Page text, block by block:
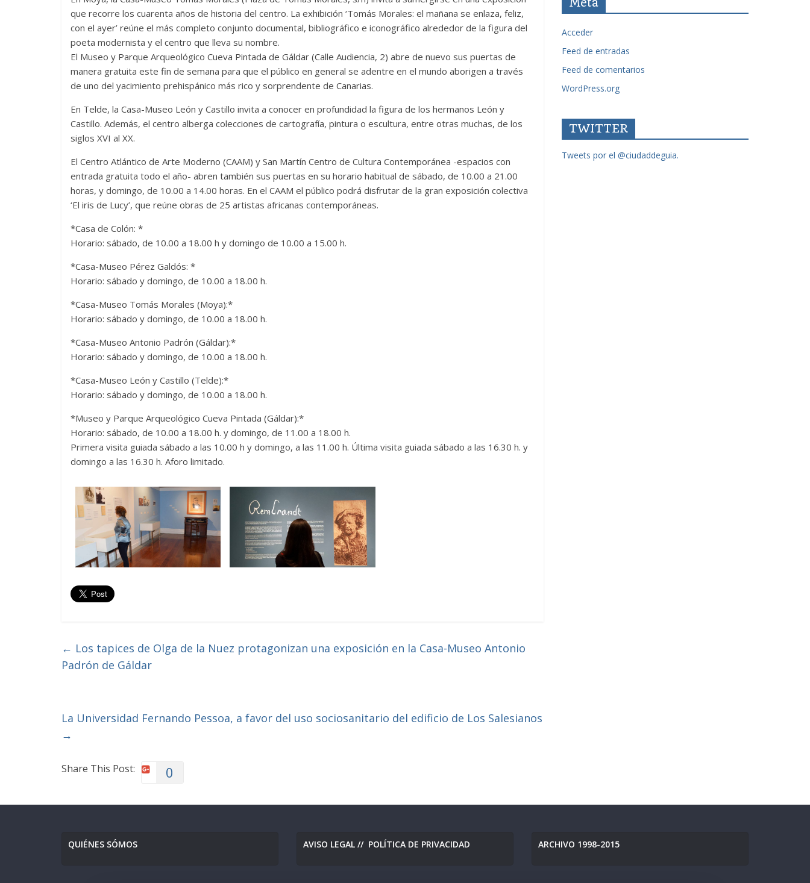
que recorre los cuarenta años de historia del centro. La exhibición ‘Tomás Morales: el mañana se enlaza, feliz,
con el ayer’ reúne el más completo conjunto documental, bibliográfico e iconográfico alrededor de la figura del
poeta modernista y el centro que lleva su nombre.
El Museo y Parque Arqueológico Cueva Pintada de Gáldar (Calle Audiencia, 2) abre de nuevo sus puertas de
manera gratuita este fin de semana para que el público en general se adentre en el mundo aborigen a través
de uno del yacimiento prehispánico más rico y sorprendente de Canarias.
En Telde, la Casa-Museo León y Castillo invita a conocer en profundidad la figura de los hermanos León y
Castillo. Además, el centro alberga colecciones de cartografía, pintura o escultura, entre otras muchas, de los
siglos XVI al XX.
El Centro Atlántico de Arte Moderno (CAAM) y San Martín Centro de Cultura Contemporánea -espacios con
entrada gratuita todo el año- abren también sus puertas en su horario habitual de sábado, de 10.00 a 21.00
horas, y domingo, de 10.00 a 14.00 horas. En el CAAM el público podrá disfrutar de la gran exposición colectiva
‘El iris de Lucy’, que reúne obras de 25 artistas africanas contemporáneas.
*Casa de Colón: *
Horario: sábado, de 10.00 a 18.00 h y domingo de 10.00 a 15.00 h.
*Casa-Museo Pérez Galdós: *
Horario: sábado y domingo, de 10.00 a 18.00 h.
*Casa-Museo Tomás Morales (Moya):*
Horario: sábado y domingo, de 10.00 a 18.00 h.
*Casa-Museo Antonio Padrón (Gáldar):*
Horario: sábado y domingo, de 10.00 a 18.00 h.
*Casa-Museo León y Castillo (Telde):*
Horario: sábado y domingo, de 10.00 a 18.00 h.
*Museo y Parque Arqueológico Cueva Pintada (Gáldar):*
Horario: sábado, de 10.00 a 18.00 h. y domingo, de 11.00 a 18.00 h.
Primera visita guiada sábado a las 10.00 h y domingo, a las 11.00 h. Última visita guiada sábado a las 16.30 h. y
domingo a las 16.30 h. Aforo limitado.
← Los tapices de Olga de la Nuez protagonizan una exposición en la Casa-Museo Antonio
Padrón de Gáldar
La Universidad Fernando Pessoa, a favor del uso sociosanitario del edificio de Los Salesianos
→
Share This Post: 0
Acceder
Feed de entradas
Feed de comentarios
WordPress.org
TWITTER
Tweets por el @ciudaddeguia.
QUIÉNES SÓMOS AVISO LEGAL // POLÍTICA DE PRIVACIDAD ARCHIVO 1998-2015